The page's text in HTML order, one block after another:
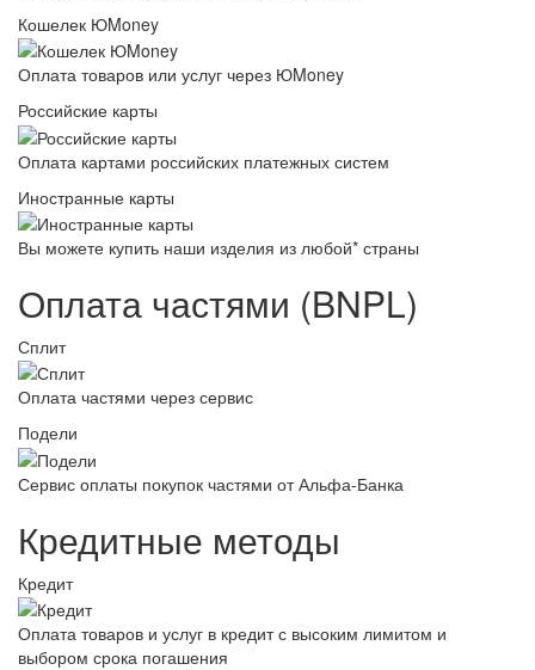
Кошелек ЮMoney
Оплата товаров или услуг через ЮMoney
Российские карты
Оплата картами российских платежных систем
Иностранные карты
Вы можете купить наши изделия из любой* страны
Оплата частями (BNPL)
Сплит
Оплата частями через сервис
Подели
Сервис оплаты покупок частями от Альфа-Банка
Кредитные методы
Кредит
Оплата товаров и услуг в кредит с высоким лимитом и
выбором срока погашения